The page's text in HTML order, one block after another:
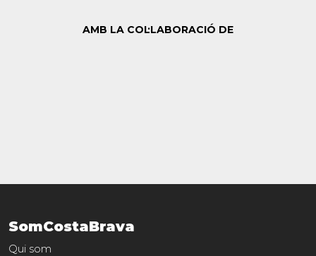
AMB LA COL·LABORACIÓ DE
SomCostaBrava
Qui som